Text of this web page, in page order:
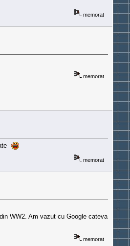
memorat
memorat
memorat
WW2. Am vazut cu Google cateva
memorat